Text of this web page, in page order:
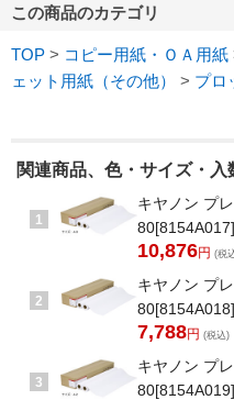
この商品のカテゴリ
TOP > コピー用紙・ＯＡ用紙
ェット用紙（その他）
> プロ
関連商品、色・サイズ・入
1
キヤノン プ
80[8154A017]
10,876円 (税
2
キヤノン プ
80[8154A018]
7,788円 (税込)
3
キヤノン プ
80[8154A019]